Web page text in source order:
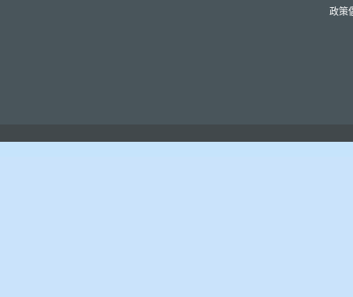
政策